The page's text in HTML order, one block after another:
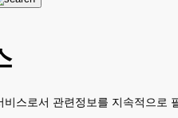
스로서 관련정보를 지속적으로